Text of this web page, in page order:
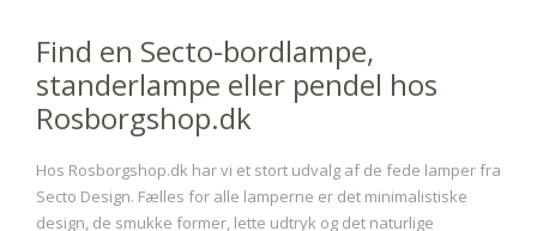
Find en Secto-bordlampe,
standerlampe eller pendel hos
Rosborgshop.dk
Hos Rosborgshop.dk har vi et stort udvalg af de fede lamper fra
Secto Design. Fælles for alle lamperne er det minimalistiske
design, de smukke former, lette udtryk og det naturlige